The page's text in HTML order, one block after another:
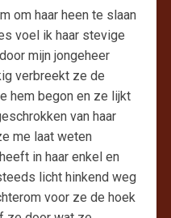
om haar heen te slaan
voel ik haar stevige
mijn jongeheer
verbreekt ze de
hem begon en ze lijkt
van haar
me laat weten
in haar enkel en
licht hinkend weg
voor ze de hoek